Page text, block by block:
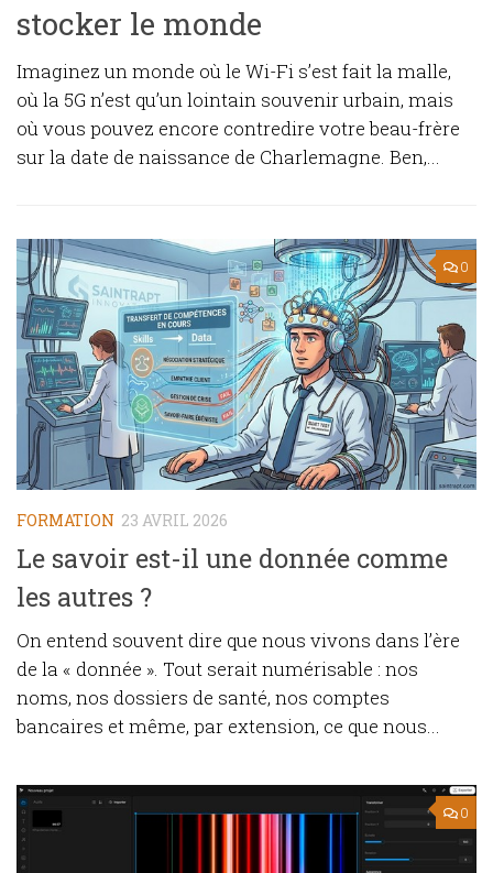
stocker le monde
Imaginez un monde où le Wi-Fi s’est fait la malle,
où la 5G n’est qu’un lointain souvenir urbain, mais
où vous pouvez encore contredire votre beau-frère
sur la date de naissance de Charlemagne. Ben,...
0
FORMATION 23 AVRIL 2026
Le savoir est-il une donnée comme
les autres ?
On entend souvent dire que nous vivons dans l’ère
de la « donnée ». Tout serait numérisable : nos
noms, nos dossiers de santé, nos comptes
bancaires et même, par extension, ce que nous...
0